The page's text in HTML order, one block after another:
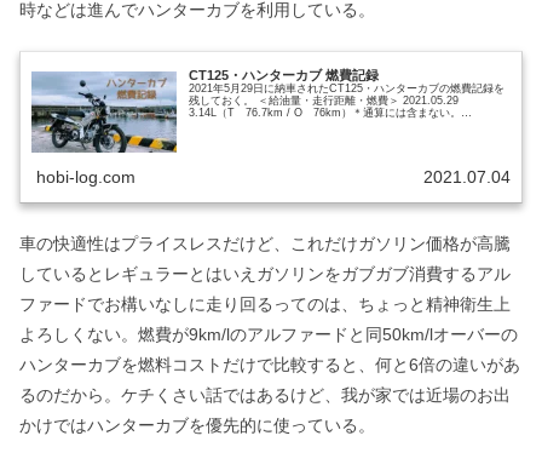
時などは進んでハンターカブを利用している。
CT125・ハンターカブ 燃費記録
2021年5月29日に納車されたCT125・ハンターカブの燃費記録を
残しておく。 ＜給油量・走行距離・燃費＞ 2021.05.29
3.14L（T 76.7km / O 76km）＊通算には含まない。
hobi-log.com 2021.07.04
車の快適性はプライスレスだけど、これだけガソリン価格が高騰
しているとレギュラーとはいえガソリンをガブガブ消費するアル
ファードでお構いなしに走り回るってのは、ちょっと精神衛生上
よろしくない。燃費が9km/lのアルファードと同50km/lオーバーの
ハンターカブを燃料コストだけで比較すると、何と6倍の違いがあ
るのだから。ケチくさい話ではあるけど、我が家では近場のお出
かけではハンターカブを優先的に使っている。